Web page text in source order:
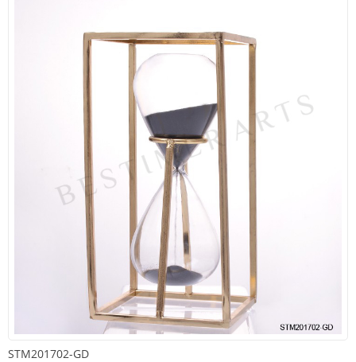
STM201702-GD